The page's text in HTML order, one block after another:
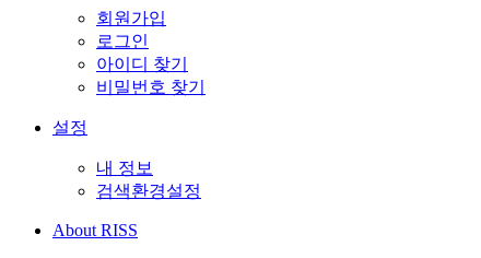
회원가입
로그인
아이디 찾기
비밀번호 찾기
설정
내 정보
검색환경설정
About RISS